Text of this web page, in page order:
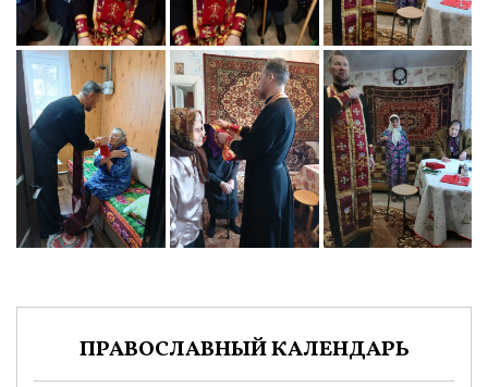
ПРАВОСЛАВНЫЙ КАЛЕНДАРЬ